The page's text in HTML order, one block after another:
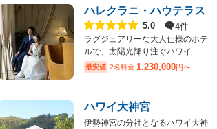
ハレクラニ・ハウテラス
点数
5.0 4件
ラグジュアリーな大人仕様のホテ
ルで、太陽光降り注ぐハワイ...
最安値 2名料金 1,230,000円〜
ハワイ大神宮
伊勢神宮の分社となるハワイ大神